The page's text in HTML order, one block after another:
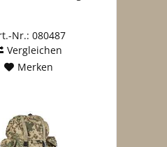
Nr.: 080487
Vergleichen
Merken